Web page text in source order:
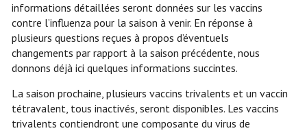
informations détaillées seront données sur les vaccins
contre l’influenza pour la saison à venir. En réponse à
plusieurs questions reçues à propos d’éventuels
changements par rapport à la saison précédente, nous
donnons déjà ici quelques informations succintes.
La saison prochaine, plusieurs vaccins trivalents et un vaccin
tétravalent, tous inactivés, seront disponibles. Les vaccins
trivalents contiendront une composante du virus de